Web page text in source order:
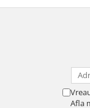
Afla